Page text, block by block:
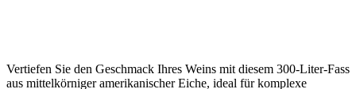
Vertiefen Sie den Geschmack Ihres Weins mit diesem 300-Liter-Fass
aus mittelkörniger amerikanischer Eiche, ideal für komplexe